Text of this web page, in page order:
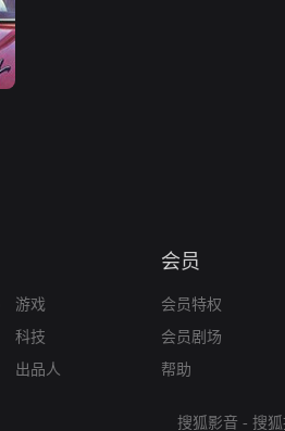
游戏
科技
出品人
会员
会员特权
会员剧场
帮助
搜狐影音 - 搜